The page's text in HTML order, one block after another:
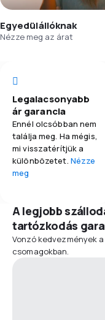
Egyedülállóknak
Nézze meg az árat
Legalacsonyabb
ár garancia
Ennél olcsóbban nem
találja meg. Ha mégis,
mi visszatérítjük a
különbözetet. Nézze
meg
A legjobb
tartózkodás
Vonzó kedvezmények
csomagokban.